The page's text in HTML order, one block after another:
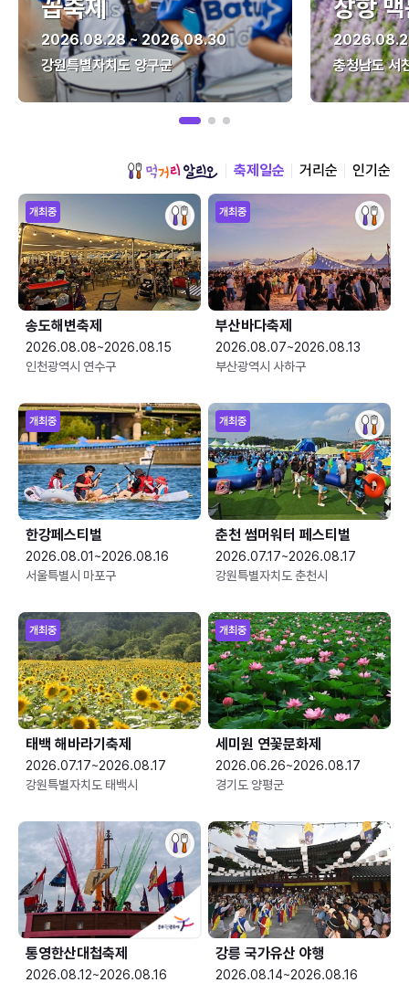
꼽축제
2026.08.28 ~ 2026.08.30
강원특별자치도 양구군
장항
충청남도 서
축제일순 거리순 인기순
개최중
송도해변축제
2026.08.08~2026.08.15
인천광역시 연수구
개최중
부산바다축제
2026.08.07~2026.08.13
부산광역시 사하구
개최중
한강페스티벌
2026.08.01~2026.08.16
서울특별시 마포구
개최중
춘천 썸머워터 페스티벌
2026.07.17~2026.08.17
강원특별자치도 춘천시
개최중
태백 해바라기축제
2026.07.17~2026.08.17
강원특별자치도 태백시
개최중
세미원 연꽃문화제
2026.06.26~2026.08.17
경기도 양평군
통영한산대첩축제
2026.08.12~2026.08.16
강릉 국가유산 야행
2026.08.14~2026.08.16